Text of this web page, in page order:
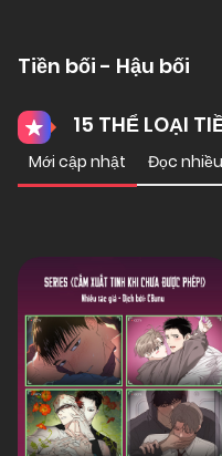
Tiền bối - Hậu bối
15 THỂ LOẠI
Mới cập nhật Đọc nhiều